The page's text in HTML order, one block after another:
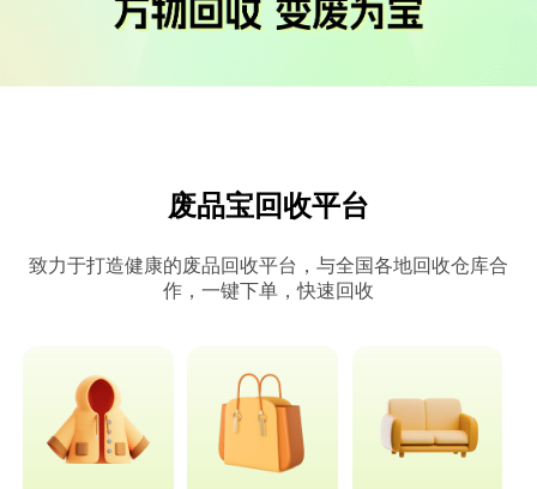
废品宝回收平台
致力于打造健康的废品回收平台，与全国各地回收仓库合
作，一键下单，快速回收